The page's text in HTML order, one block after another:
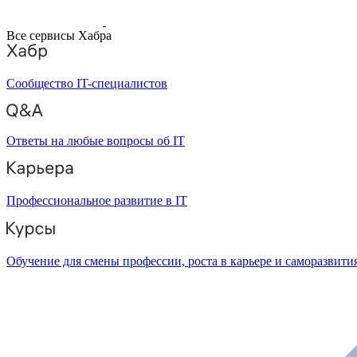
Все сервисы Хабра
Сообщество IT-специалистов
Ответы на любые вопросы об IT
Профессиональное развитие в IT
Обучение для смены профессии, роста в карьере и